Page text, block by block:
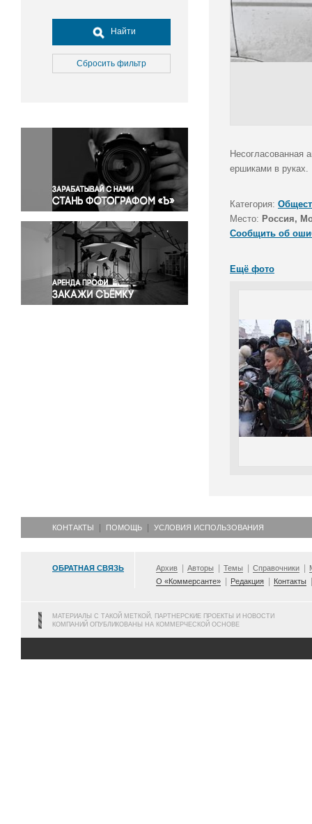
Досуг, туризм и отдых
Культура
Медицина
Окружающая среда
Политика
Правосудие
Происшествия и конфликты
Религия
Светская жизнь
Спорт
Экология
Экономика и бизнес
Найти
Сбросить фильтр
Несогласованная
ершиками в руках.
Категория:
Место: Россия,
Сообщить об
Ещё фото
КОНТАКТЫ ПОМОЩЬ УСЛОВИЯ ИСПОЛЬЗОВАНИЯ
ОБРАТНАЯ СВЯЗЬ Архив Авторы Темы Справочники
О «Коммерсанте»
Редакция Контакты
МАТЕРИАЛЫ С ТАКОЙ МЕТКОЙ, ПАРТНЕРСКИЕ ПРОЕКТЫ И НОВОСТИ
КОМПАНИЙ ОПУБЛИКОВАНЫ НА КОММЕРЧЕСКОЙ ОСНОВЕ